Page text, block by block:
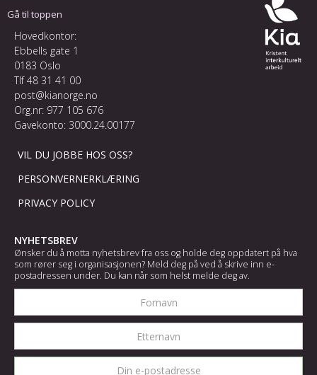
Gå til toppen
Hovedkontor:
Ebbells gate 1
0183 Oslo
Tlf48 31 41 00
post@kianorge.no
Org.nr: 977 105 676
Gavekonto: 3000.24.00177
VIL DU JOBBE HOS OSS?
PERSONVERNERKLÆRING
PRIVACY POLICY
NYHETSBREV
Ønsker du å motta nyhetsbrev fra oss og holde deg oppdatert på hva
som rører seg i organisasjonen? Meld deg på ved å skrive inn e-
postadressen under. Du kan når som helst melde deg av.